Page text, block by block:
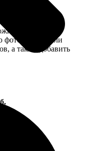
бумага
На обложке
фотографию или
а также добавить